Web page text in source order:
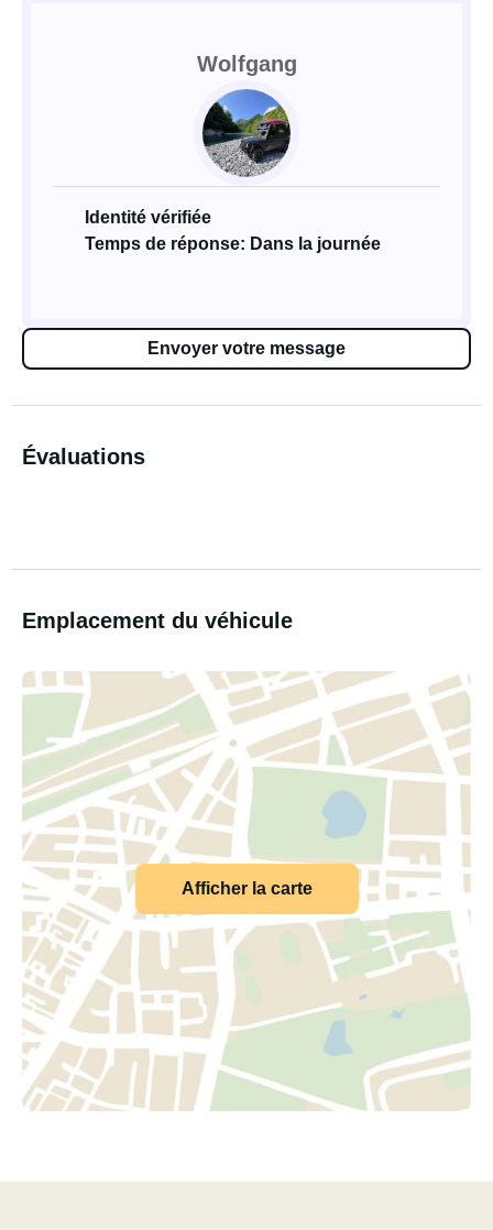
Wolfgang
Identité vérifiée
Temps de réponse: Dans la journée
Envoyer votre message
Évaluations
Emplacement du véhicule
Afficher la carte